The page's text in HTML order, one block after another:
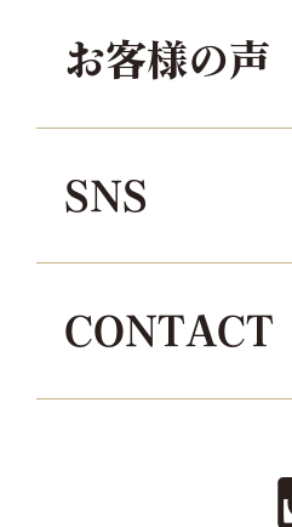
お客様の声
SNS
CONTACT